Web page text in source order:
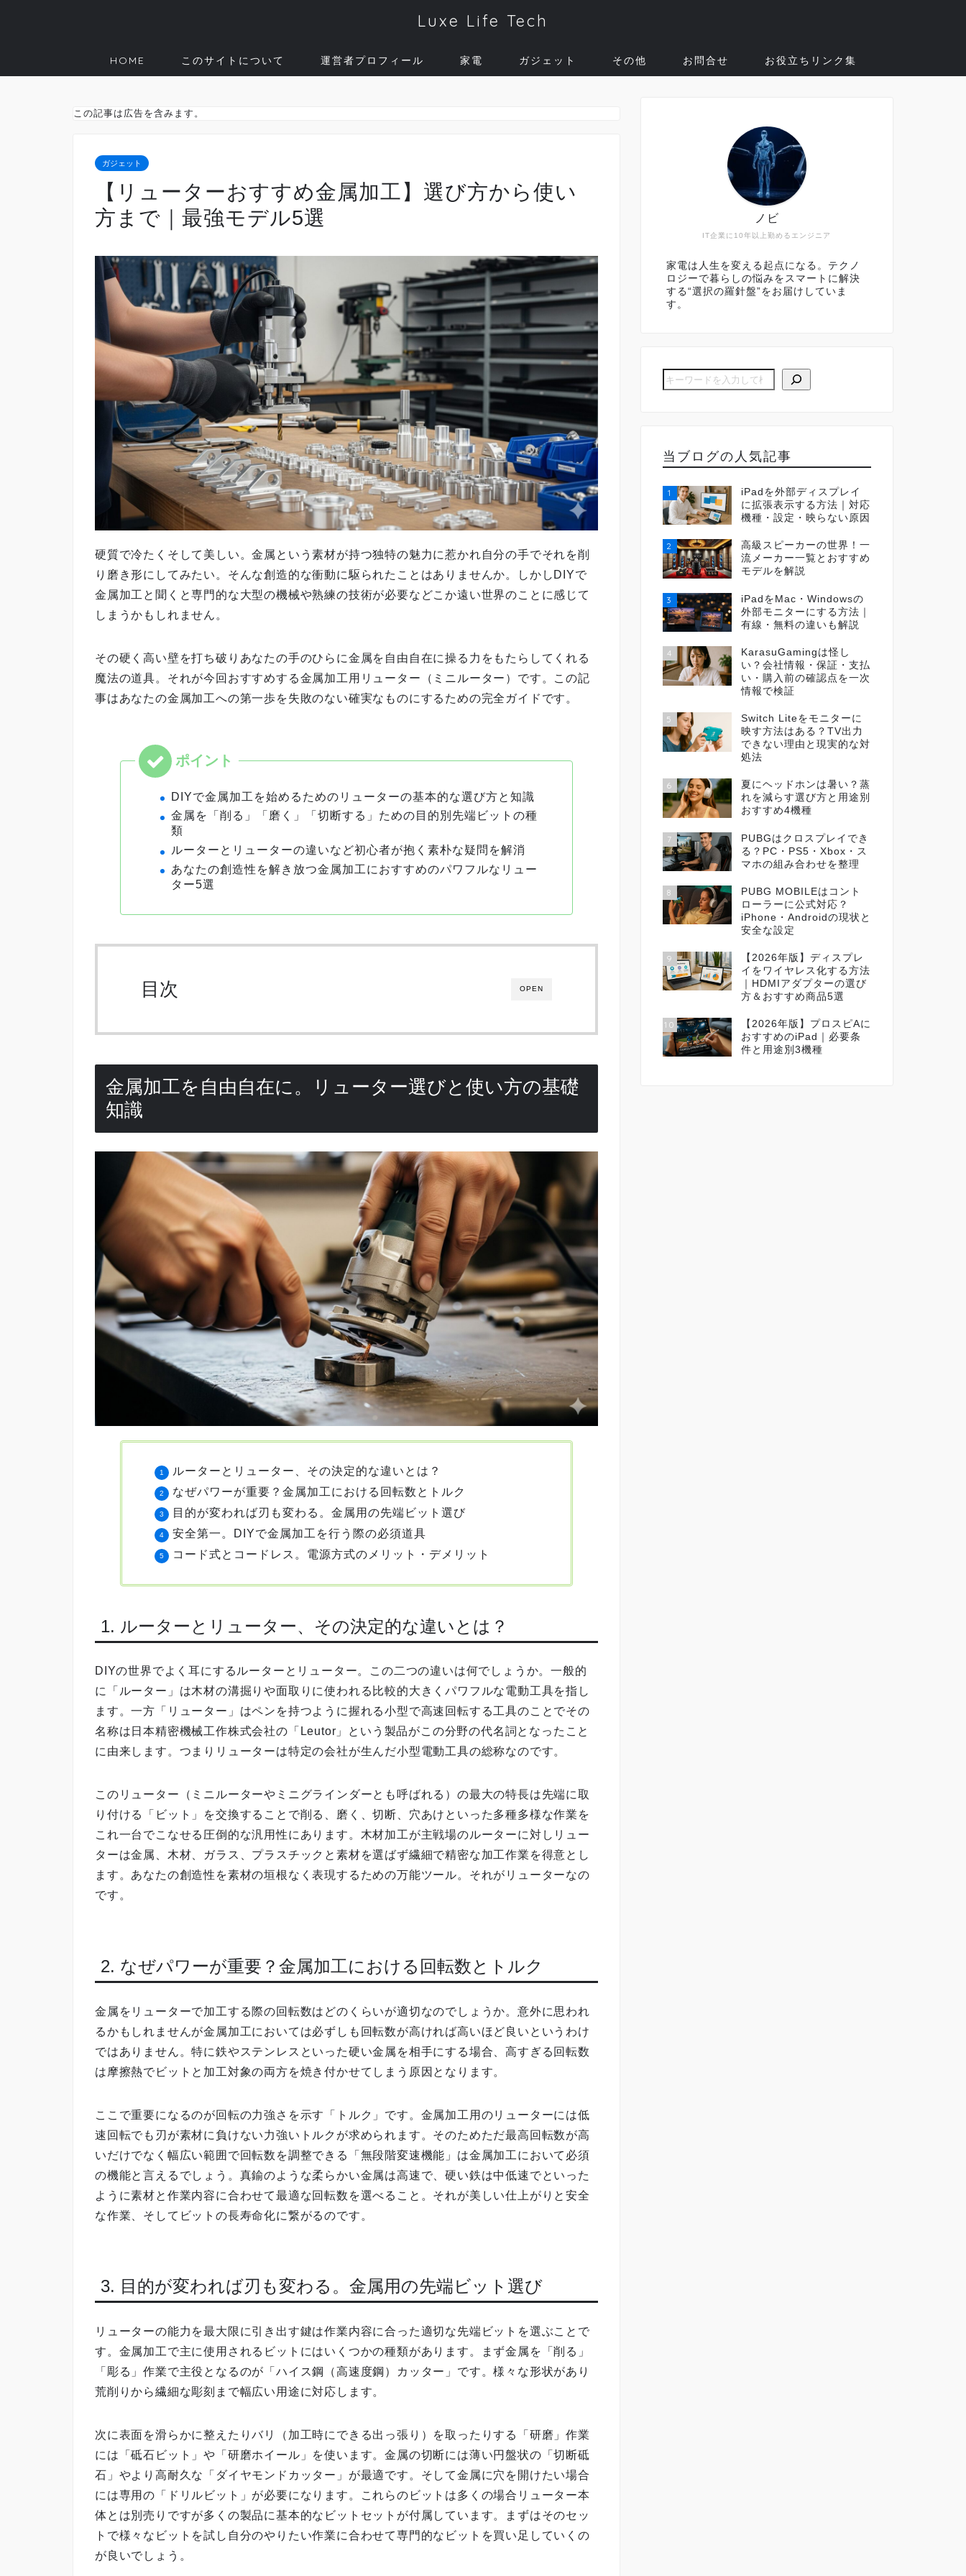
Luxe Life Tech
HOME このサイトについて 運営者プロフィール 家電 ガジェット その他 お問合せ お役立ちリンク集
この記事は広告を含みます。
ガジェット
【リューターおすすめ金属加工】選び方から使い
方まで｜最強モデル5選
硬質で冷たくそして美しい。金属という素材が持つ独特の魅力に惹かれ自分の手でそれを削
り磨き形にしてみたい。そんな創造的な衝動に駆られたことはありませんか。しかしDIYで
金属加工と聞くと専門的な大型の機械や熟練の技術が必要などこか遠い世界のことに感じて
しまうかもしれません。
その硬く高い壁を打ち破りあなたの手のひらに金属を自由自在に操る力をもたらしてくれる
魔法の道具。それが今回おすすめする金属加工用リューター（ミニルーター）です。この記
事はあなたの金属加工への第一歩を失敗のない確実なものにするための完全ガイドです。
DIYで金属加工を始めるためのリューターの基本的な選び方と知識
金属を「削る」「磨く」「切断する」ための目的別先端ビットの種
類
ルーターとリューターの違いなど初心者が抱く素朴な疑問を解消
あなたの創造性を解き放つ金属加工におすすめのパワフルなリュー
ター5選
OPEN
目次
金属加工を自由自在に。リューター選びと使い方の基礎
知識
ルーターとリューター、その決定的な違いとは？
なぜパワーが重要？金属加工における回転数とトルク
目的が変われば刃も変わる。金属用の先端ビット選び
安全第一。DIYで金属加工を行う際の必須道具
コード式とコードレス。電源方式のメリット・デメリット
1. ルーターとリューター、その決定的な違いとは？
DIYの世界でよく耳にするルーターとリューター。この二つの違いは何でしょうか。一般的
に「ルーター」は木材の溝掘りや面取りに使われる比較的大きくパワフルな電動工具を指し
ます。一方「リューター」はペンを持つように握れる小型で高速回転する工具のことでその
名称は日本精密機械工作株式会社の「Leutor」という製品がこの分野の代名詞となったこと
に由来します。つまりリューターは特定の会社が生んだ小型電動工具の総称なのです。
このリューター（ミニルーターやミニグラインダーとも呼ばれる）の最大の特長は先端に取
り付ける「ビット」を交換することで削る、磨く、切断、穴あけといった多種多様な作業を
これ一台でこなせる圧倒的な汎用性にあります。木材加工が主戦場のルーターに対しリュー
ターは金属、木材、ガラス、プラスチックと素材を選ばず繊細で精密な加工作業を得意とし
ます。あなたの創造性を素材の垣根なく表現するための万能ツール。それがリューターなの
です。
2. なぜパワーが重要？金属加工における回転数とトルク
金属をリューターで加工する際の回転数はどのくらいが適切なのでしょうか。意外に思われ
るかもしれませんが金属加工においては必ずしも回転数が高ければ高いほど良いというわけ
ではありません。特に鉄やステンレスといった硬い金属を相手にする場合、高すぎる回転数
は摩擦熱でビットと加工対象の両方を焼き付かせてしまう原因となります。
ここで重要になるのが回転の力強さを示す「トルク」です。金属加工用のリューターには低
速回転でも刃が素材に負けない力強いトルクが求められます。そのためただ最高回転数が高
いだけでなく幅広い範囲で回転数を調整できる「無段階変速機能」は金属加工において必須
の機能と言えるでしょう。真鍮のような柔らかい金属は高速で、硬い鉄は中低速でといった
ように素材と作業内容に合わせて最適な回転数を選べること。それが美しい仕上がりと安全
な作業、そしてビットの長寿命化に繋がるのです。
3. 目的が変われば刃も変わる。金属用の先端ビット選び
リューターの能力を最大限に引き出す鍵は作業内容に合った適切な先端ビットを選ぶことで
す。金属加工で主に使用されるビットにはいくつかの種類があります。まず金属を「削る」
「彫る」作業で主役となるのが「ハイス鋼（高速度鋼）カッター」です。様々な形状があり
荒削りから繊細な彫刻まで幅広い用途に対応します。
次に表面を滑らかに整えたりバリ（加工時にできる出っ張り）を取ったりする「研磨」作業
には「砥石ビット」や「研磨ホイール」を使います。金属の切断には薄い円盤状の「切断砥
石」やより高耐久な「ダイヤモンドカッター」が最適です。そして金属に穴を開けたい場合
には専用の「ドリルビット」が必要になります。これらのビットは多くの場合リューター本
体とは別売りですが多くの製品に基本的なビットセットが付属しています。まずはそのセッ
トで様々なビットを試し自分のやりたい作業に合わせて専門的なビットを買い足していくの
が良いでしょう。
IT企業に10年以上勤めるエンジニア
ノビ
家電は人生を変える起点になる。テクノ
ロジーで暮らしの悩みをスマートに解決
する“選択の羅針盤”をお届けしていま
す。
当ブログの人気記事
1
iPadを外部ディスプレイ
に拡張表示する方法｜対応
機種・設定・映らない原因
2
高級スピーカーの世界！一
流メーカー一覧とおすすめ
モデルを解説
3
iPadをMac・Windowsの
外部モニターにする方法｜
有線・無料の違いも解説
4
KarasuGamingは怪し
い？会社情報・保証・支払
い・購入前の確認点を一次
情報で検証
5
Switch Liteをモニターに
映す方法はある？TV出力
できない理由と現実的な対
処法
6
夏にヘッドホンは暑い？蒸
れを減らす選び方と用途別
おすすめ4機種
7
PUBGはクロスプレイでき
る？PC・PS5・Xbox・ス
マホの組み合わせを整理
8
PUBG MOBILEはコント
ローラーに公式対応？
iPhone・Androidの現状と
安全な設定
9
【2026年版】ディスプレ
イをワイヤレス化する方法
｜HDMIアダプターの選び
方＆おすすめ商品5選
10
【2026年版】プロスピAに
おすすめのiPad｜必要条
件と用途別3機種